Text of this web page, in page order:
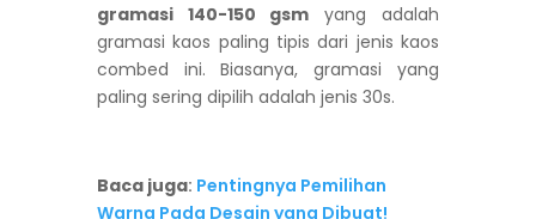
gramasi 140-150 gsm yang adalah
gramasi kaos paling tipis dari jenis kaos
combed ini. Biasanya, gramasi yang
paling sering dipilih adalah jenis 30s.
Baca juga: Pentingnya Pemilihan
Warna Pada Desain yang Dibuat!